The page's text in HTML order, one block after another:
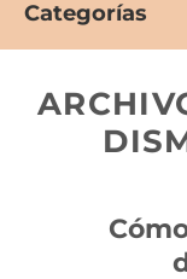
Categorías